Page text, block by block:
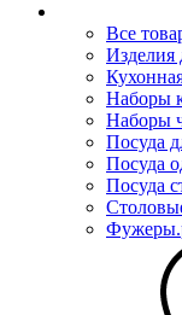
Все
Изделия
Наборы
Наборы
Посуда
Посуда
Посуда